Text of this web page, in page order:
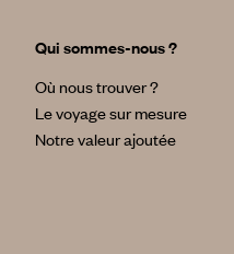
Qui sommes-nous ?
Où nous trouver ?
Le voyage sur mesure
Notre valeur ajoutée